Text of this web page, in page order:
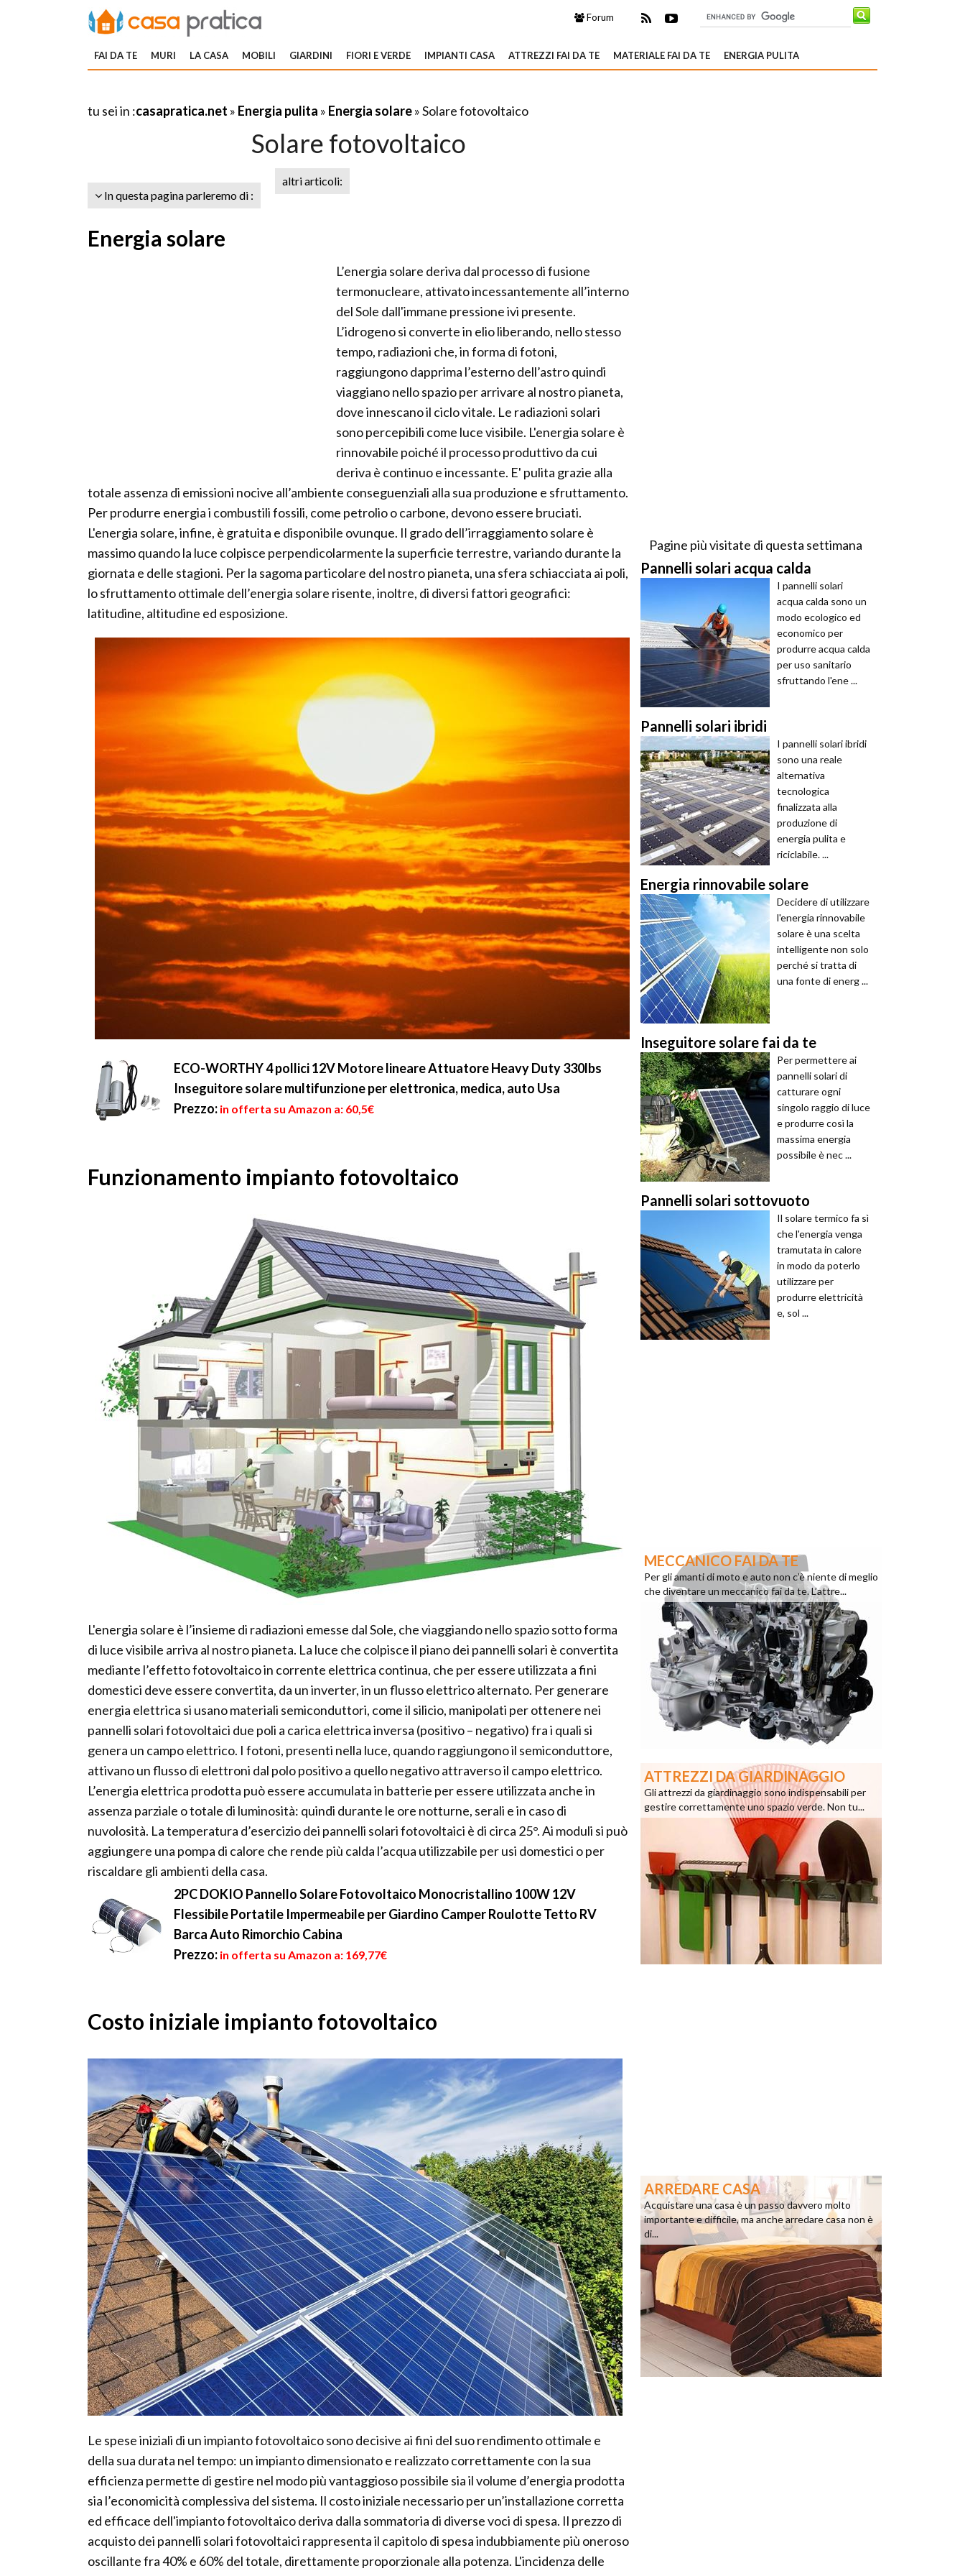
Forum
FAI DA TE MURI LA CASA MOBILI GIARDINI FIORI E VERDE IMPIANTI CASA ATTREZZI FAI DA TE MATERIALE FAI DA TE ENERGIA PULITA
tu sei in :casapratica.net » Energia pulita » Energia solare» Solare fotovoltaico
Solare fotovoltaico
In questa pagina parleremo di :
altri articoli:
Energia solare
L’energia solare deriva dal processo di fusione
termonucleare, attivato incessantemente all’interno
del Sole dall'immane pressione ivi presente.
L’idrogeno si converte in elio liberando, nello stesso
tempo, radiazioni che, in forma di fotoni,
raggiungono dapprima l’esterno dell’astro quindi
viaggiano nello spazio per arrivare al nostro pianeta,
dove innescano il ciclo vitale. Le radiazioni solari
sono percepibili come luce visibile. L'energia solare è
rinnovabile poiché il processo produttivo da cui
deriva è continuo e incessante. E' pulita grazie alla
totale assenza di emissioni nocive all’ambiente conseguenziali alla sua produzione e sfruttamento.
Per produrre energia i combustili fossili, come petrolio o carbone, devono essere bruciati.
L'energia solare, infine, è gratuita e disponibile ovunque. Il grado dell’irraggiamento solare è
massimo quando la luce colpisce perpendicolarmente la superficie terrestre, variando durante la
giornata e delle stagioni. Per la sagoma particolare del nostro pianeta, una sfera schiacciata ai poli,
lo sfruttamento ottimale dell’energia solare risente, inoltre, di diversi fattori geografici:
latitudine, altitudine ed esposizione.
ECO-WORTHY 4 pollici 12V Motore lineare Attuatore Heavy Duty 330lbs
Inseguitore solare multifunzione per elettronica, medica, auto Usa
Prezzo: in offerta su Amazon a: 60,5€
Funzionamento impianto fotovoltaico
L'energia solare è l’insieme di radiazioni emesse dal Sole, che viaggiando nello spazio sotto forma
di luce visibile arriva al nostro pianeta. La luce che colpisce il piano dei pannelli solari è convertita
mediante l’effetto fotovoltaico in corrente elettrica continua, che per essere utilizzata a fini
domestici deve essere convertita, da un inverter, in un flusso elettrico alternato. Per generare
energia elettrica si usano materiali semiconduttori, come il silicio, manipolati per ottenere nei
pannelli solari fotovoltaici due poli a carica elettrica inversa (positivo – negativo) fra i quali si
genera un campo elettrico. I fotoni, presenti nella luce, quando raggiungono il semiconduttore,
attivano un flusso di elettroni dal polo positivo a quello negativo attraverso il campo elettrico.
L’energia elettrica prodotta può essere accumulata in batterie per essere utilizzata anche in
assenza parziale o totale di luminosità: quindi durante le ore notturne, serali e in caso di
nuvolosità. La temperatura d’esercizio dei pannelli solari fotovoltaici è di circa 25°. Ai moduli si può
aggiungere una pompa di calore che rende più calda l’acqua utilizzabile per usi domestici o per
riscaldare gli ambienti della casa.
2PC DOKIO Pannello Solare Fotovoltaico Monocristallino 100W 12V
Flessibile Portatile Impermeabile per Giardino Camper Roulotte Tetto RV
Barca Auto Rimorchio Cabina
Prezzo: in offerta su Amazon a: 169,77€
Costo iniziale impianto fotovoltaico
Le spese iniziali di un impianto fotovoltaico sono decisive ai fini del suo rendimento ottimale e
della sua durata nel tempo: un impianto dimensionato e realizzato correttamente con la sua
efficienza permette di gestire nel modo più vantaggioso possibile sia il volume d’energia prodotta
sia l’economicità complessiva del sistema. Il costo iniziale necessario per un’installazione corretta
ed efficace dell'impianto fotovoltaico deriva dalla sommatoria di diverse voci di spesa. Il prezzo di
acquisto dei pannelli solari fotovoltaici rappresenta il capitolo di spesa indubbiamente più oneroso
oscillante fra 40% e 60% del totale, direttamente proporzionale alla potenza. L'incidenza delle
Pagine più visitate di questa settimana
Pannelli solari acqua calda
I pannelli solari
acqua calda sono un
modo ecologico ed
economico per
produrre acqua calda
per uso sanitario
sfruttando l'ene ...
Pannelli solari ibridi
I pannelli solari ibridi
sono una reale
alternativa
tecnologica
finalizzata alla
produzione di
energia pulita e
riciclabile. ...
Energia rinnovabile solare
Decidere di utilizzare
l'energia rinnovabile
solare è una scelta
intelligente non solo
perché si tratta di
una fonte di energ ...
Inseguitore solare fai da te
Per permettere ai
pannelli solari di
catturare ogni
singolo raggio di luce
e produrre così la
massima energia
possibile è nec ...
Pannelli solari sottovuoto
Il solare termico fa sì
che l'energia venga
tramutata in calore
in modo da poterlo
utilizzare per
produrre elettricità
e, sol ...
MECCANICO FAI DA TE
Per gli amanti di moto e auto non c’è niente di meglio
che diventare un meccanico fai da te. L’attre...
ATTREZZI DA GIARDINAGGIO
Gli attrezzi da giardinaggio sono indispensabili per
gestire correttamente uno spazio verde. Non tu...
ARREDARE CASA
Acquistare una casa è un passo davvero molto
importante e difficile, ma anche arredare casa non è
di...